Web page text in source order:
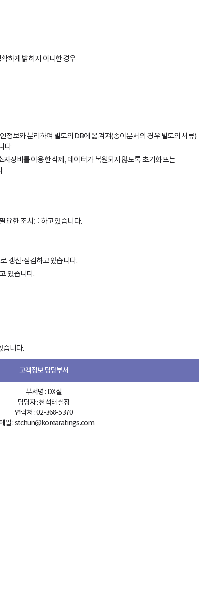
하게 밝히지 아니한 경우
정보와 분리하여 별도의 DB에 옮겨져(종이문서의 경우 별도의 서류)
다
장비를 이용한 삭제, 데이터가 복원되지 않도록 초기화 또는
요한 조치를 하고 있습니다.
갱신·점검하고 있습니다.
있습니다.
습니다.
고객정보 담당부서
부서명 : DX 실
담당자 : 천석태 실장
연락처 : 02-368-5370
일 : stchun@korearatings.com